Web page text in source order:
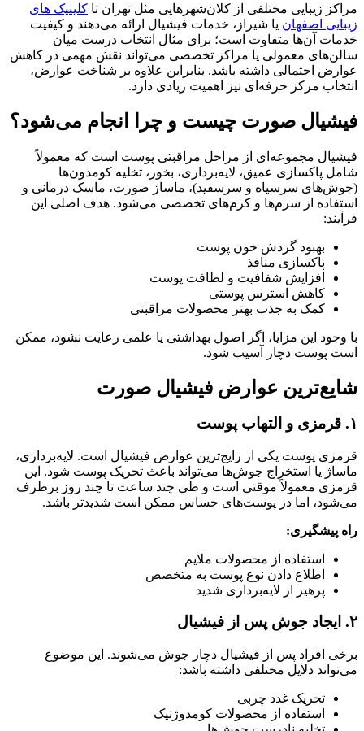
مراکز زیبایی مختلفی از کلان‌شهرهایی مثل تهران تا کلینیک‌ های
زیبایی اصفهان یا شیراز، خدمات فیشیال ارائه می‌دهند و کیفیت
خدمات آن‌ها متفاوت است؛ برای مثال انتخاب درست میان
سالن‌های معمولی یا مراکز تخصصی می‌تواند نقش مهمی در کاهش
عوارض احتمالی داشته باشد. بنابراین علاوه بر شناخت عوارض،
انتخاب مرکز حرفه‌ای نیز اهمیت زیادی دارد.
فیشیال صورت چیست و چرا انجام می‌شود؟
فیشیال مجموعه‌ای از مراحل مراقبتی پوست است که معمولاً
شامل پاکسازی عمیق، لایه‌برداری، بخور، تخلیه کومدون‌ها
(جوش‌های سرسیاه و سرسفید)، ماساژ صورت، ماسک درمانی و
استفاده از سرم‌ها و کرم‌های تخصصی می‌شود. هدف اصلی این
فرآیند:
بهبود گردش خون پوست
پاکسازی منافذ
افزایش شفافیت و لطافت پوست
کاهش استرس پوستی
کمک به جذب بهتر محصولات مراقبتی
با وجود این مزایا، اگر اصول بهداشتی یا علمی رعایت نشود، ممکن
است پوست دچار آسیب شود.
شایع‌ترین عوارض فیشیال صورت
۱. قرمزی و التهاب پوست
قرمزی پوست یکی از رایج‌ترین عوارض فیشیال است. لایه‌برداری،
ماساژ یا استخراج جوش‌ها می‌تواند باعث تحریک پوست شود. این
قرمزی معمولاً موقتی است و طی چند ساعت تا چند روز برطرف
می‌شود، اما در پوست‌های حساس ممکن است شدیدتر باشد.
راه پیشگیری:
استفاده از محصولات ملایم
اطلاع دادن نوع پوست به متخصص
پرهیز از لایه‌برداری شدید
۲. ایجاد جوش پس از فیشیال
برخی افراد پس از فیشیال دچار جوش می‌شوند. این موضوع
می‌تواند دلایل مختلفی داشته باشد:
تحریک غدد چربی
استفاده از محصولات کومدوژنیک